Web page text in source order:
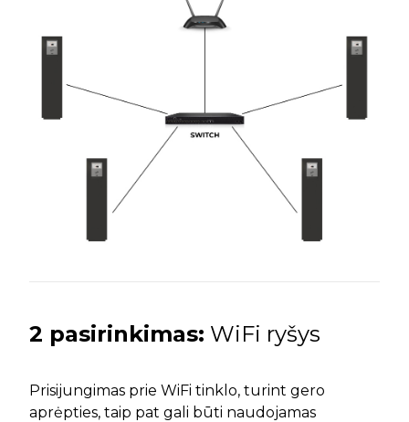
2 pasirinkimas: WiFi ryšys
Prisijungimas prie WiFi tinklo, turint gero
aprėpties, taip pat gali būti naudojamas